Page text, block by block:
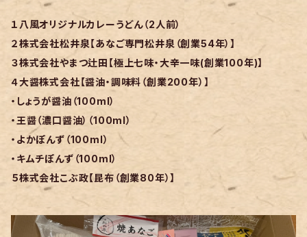
１八風オリジナルカレーうどん（2人前）
２株式会社松井泉【あなご専門松井泉（創業54年）】
３株式会社やまつ辻田【極上七味・大辛一味(創業100年)】
４大醤株式会社【醤油・調味料（創業200年）】
・しょうが醤油（100ml）
・王醤（濃口醤油）（100ml）
・よかぽんず（100ml）
・キムチぽんず（100ml）
５株式会社こぶ政【昆布（創業80年）】